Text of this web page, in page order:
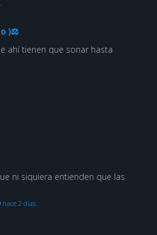
)⚖
ahí tienen que sonar hasta
ni siquiera entienden que las
hace 2 días